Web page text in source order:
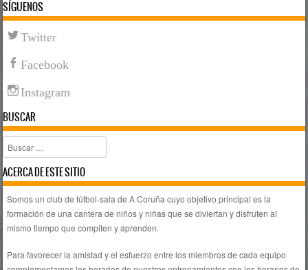
SÍGUENOS
Twitter
Facebook
Instagram
BUSCAR
Buscar
ACERCA DE ESTE SITIO
Somos un club de fútbol-sala de A Coruña cuyo objetivo principal es la
formación de una cantera de niños y niñas que se diviertan y disfruten al
mismo tiempo que compiten y aprenden.
Para favorecer la amistad y el esfuerzo entre los miembros de cada equipo